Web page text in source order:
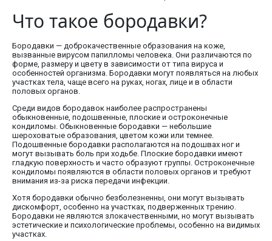
Что такое бородавки?
Бородавки — доброкачественные образования на коже,
вызванные вирусом папилломы человека. Они различаются по
форме, размеру и цвету в зависимости от типа вируса и
особенностей организма. Бородавки могут появляться на любых
участках тела, чаще всего на руках, ногах, лице и в области
половых органов.
Среди видов бородавок наиболее распространены
обыкновенные, подошвенные, плоские и остроконечные
кондиломы. Обыкновенные бородавки — небольшие
шероховатые образования, цветом кожи или темнее.
Подошвенные бородавки располагаются на подошвах ног и
могут вызывать боль при ходьбе. Плоские бородавки имеют
гладкую поверхность и часто образуют группы. Остроконечные
кондиломы появляются в области половых органов и требуют
внимания из-за риска передачи инфекции.
Хотя бородавки обычно безболезненны, они могут вызывать
дискомфорт, особенно на участках, подверженных трению.
Бородавки не являются злокачественными, но могут вызывать
эстетические и психологические проблемы, особенно на видимых
участках.